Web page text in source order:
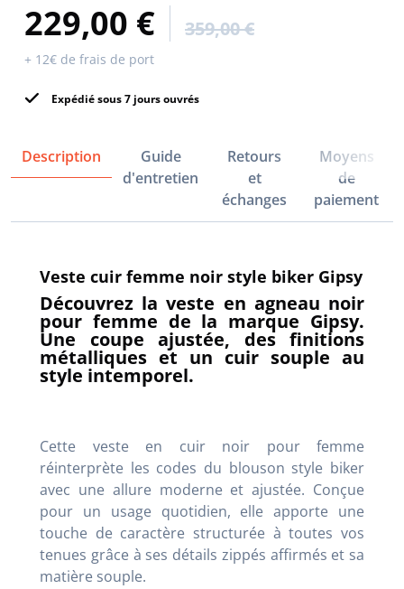
229,00 € 359,00 €
+ 12€ de frais de port
Expédié sous 7 jours ouvrés
Description
Guide
d'entretien
Retours
et
échanges
Moyens
de
paiement
Veste cuir femme noir style biker Gipsy
Découvrez la veste en agneau noir
pour femme de la marque Gipsy.
Une coupe ajustée, des finitions
métalliques et un cuir souple au
style intemporel.
Cette veste en cuir noir pour femme
réinterprète les codes du blouson style biker
avec une allure moderne et ajustée. Conçue
pour un usage quotidien, elle apporte une
touche de caractère structurée à toutes vos
tenues grâce à ses détails zippés affirmés et sa
matière souple.